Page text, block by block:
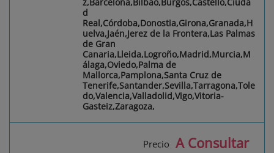
d
Real,Córdoba,Donostia,Girona,Granada,H
uelva,Jaén,Jerez de la Frontera,Las Palmas
de Gran
Canaria,Lleida,Logroño,Madrid,Murcia,M
álaga,Oviedo,Palma de
Mallorca,Pamplona,Santa Cruz de
Tenerife,Santander,Sevilla,Tarragona,Tole
do,Valencia,Valladolid,Vigo,Vitoria-
Gasteiz,Zaragoza,
Precio A Consultar